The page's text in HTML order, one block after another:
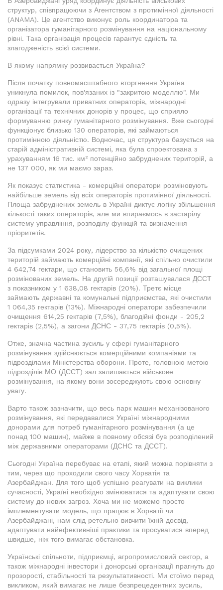
структур, співпрацюючи з Агентством з протимінної діяльності
(ANAMA). Це агентство виконує роль координатора та
організатора гуманітарного розмінування на національному
рівні. Така організація процесів гарантує єдність та
злагодженість всієї системи.
В якому напрямку розвивається Україна?
Після початку повномасштабного вторгнення Україна
уникнула помилок, пов'язаних із "закритою моделлю". Ми
одразу інтегрували приватних операторів, міжнародні
організації та технічних донорів у процес, що сприяло
формуванню ринку гуманітарного розмінування. Вже сьогодні
функціонує близько 130 операторів, які займаються
протимінною діяльністю. Водночас, ця структура базується на
старій адміністративній системі, яка була спроектована з
урахуванням 16 тис. км² потенційно забруднених територій, а
не 137 000, як ми маємо зараз.
Як показує статистика - комерційні оператори розміновують
найбільше земель від всіх операторів протимінної діяльності.
Площа забруднених земель в Україні диктує логіку збільшення
кількості таких операторів, але ми впираємось в застарілу
систему управління, розподілу функцій та визначення
пріоритетів.
За підсумками 2024 року, лідерство за кількістю очищених
територій займають комерційні компанії, які спільно очистили
4 642,74 гектари, що становить 56,6% від загальної площі
розмінованих земель. На другій позиції розташувалася ДССТ
з показником у 1 638,08 гектарів (20%). Третє місце
займають державні та комунальні підприємства, які очистили
1 064,35 гектарів (13%). Міжнародні оператори забезпечили
очищення 614,25 гектарів (7,5%), благодійні фонди - 205,2
гектарів (2,5%), а загони ДСНС - 37,75 гектарів (0,5%).
Отже, значна частина зусиль у сфері гуманітарного
розмінування здійснюється комерційними компаніями та
підрозділами Міністерства оборони. Проте, головною метою
підрозділів МО (ДССТ) зал залишається військове
розмінування, на якому вони зосереджують свою основну
увагу.
Варто також зазначити, що весь парк машин механізованого
розмінування, які передавалися Україні міжнародними
донорами для потреб гуманітарного розмінування (а це
понад 100 машин), майже в повному обсязі був розподілений
між державними операторами (ДСНС та ДССТ).
Сьогодні Україна перебуває на етапі, який можна порівняти з
тим, через що проходили свого часу Хорватія та
Азербайджан. Для того щоб успішно реагувати на виклики
сучасності, Україні необхідно змінюватися та адаптувати свою
систему до нових загроз. Хоча ми не можемо просто
імплементувати модель, що працює в Хорватії чи
Азербайджані, нам слід ретельно вивчити їхній досвід,
адаптувати найефективніші практики та просуватися вперед
швидше, ніж того вимагає обстановка.
Українські спільноти, підприємці, агропромисловий сектор, а
також міжнародні інвестори і донорські організації прагнуть до
прозорості, стабільності та результативності. Ми стоїмо перед
викликом, який вимагає не лише безпрецедентних зусиль,